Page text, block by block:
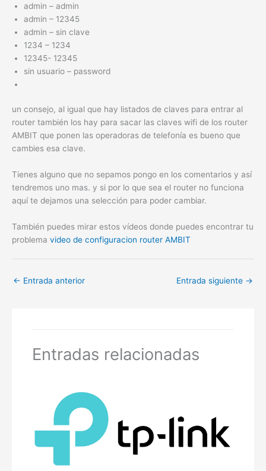
admin – admin
admin – 12345
admin – sin clave
1234 – 1234
12345- 12345
sin usuario – password
un consejo, al igual que hay listados de claves para entrar al
router también los hay para sacar las claves wifi de los router
AMBIT que ponen las operadoras de telefonía es bueno que
cambies esa clave.
Tienes alguno que no sepamos pongo en los comentarios y así
tendremos uno mas. y si por lo que sea el router no funciona
aquí te dejamos una selección para poder cambiar.
También puedes mirar estos vídeos donde puedes encontrar tu
problema video de configuracion router AMBIT
← Entrada anterior Entrada siguiente →
Entradas relacionadas